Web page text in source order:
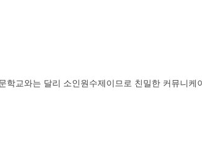
교와는 달리 소인원수제이므로 친밀한 커뮤니케